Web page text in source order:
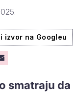
izvor na Googleu
smatraju da